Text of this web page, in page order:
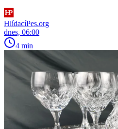
HlídacíPes.org
dnes, 06:00
4 min